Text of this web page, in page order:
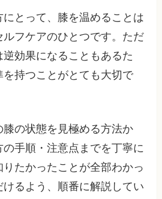
にとって、膝を温めることは
フケアのひとつです。ただ
逆効果になることもあるた
持つことがとても大切で
膝の状態を見極める方法か
の手順・注意点までを丁寧に
たかったことが全部わかっ
るよう、順番に解説してい